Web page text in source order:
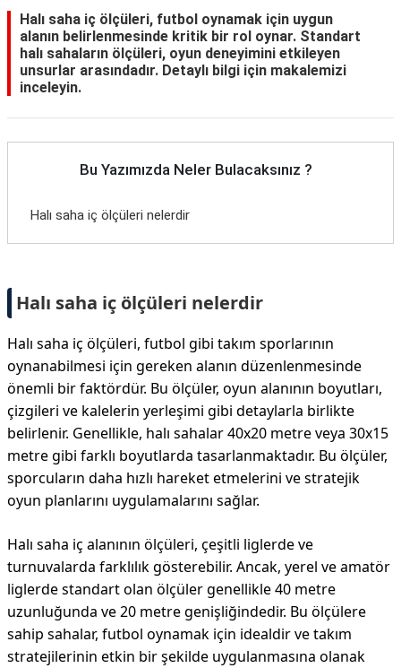
Halı saha iç ölçüleri, futbol oynamak için uygun
alanın belirlenmesinde kritik bir rol oynar. Standart
halı sahaların ölçüleri, oyun deneyimini etkileyen
unsurlar arasındadır. Detaylı bilgi için makalemizi
inceleyin.
Bu Yazımızda Neler Bulacaksınız ?
Halı saha iç ölçüleri nelerdir
Halı saha iç ölçüleri nelerdir
Halı saha iç ölçüleri, futbol gibi takım sporlarının
oynanabilmesi için gereken alanın düzenlenmesinde
önemli bir faktördür. Bu ölçüler, oyun alanının boyutları,
çizgileri ve kalelerin yerleşimi gibi detaylarla birlikte
belirlenir. Genellikle, halı sahalar 40x20 metre veya 30x15
metre gibi farklı boyutlarda tasarlanmaktadır. Bu ölçüler,
sporcuların daha hızlı hareket etmelerini ve stratejik
oyun planlarını uygulamalarını sağlar.
Halı saha iç alanının ölçüleri, çeşitli liglerde ve
turnuvalarda farklılık gösterebilir. Ancak, yerel ve amatör
liglerde standart olan ölçüler genellikle 40 metre
uzunluğunda ve 20 metre genişliğindedir. Bu ölçülere
sahip sahalar, futbol oynamak için idealdir ve takım
stratejilerinin etkin bir şekilde uygulanmasına olanak